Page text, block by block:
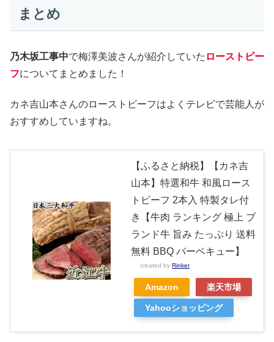
まとめ
乃木坂工事中で梅澤美波さんが紹介していた ローストビー
フについてまとめました！
カネ吉山本さんのローストビーフはよくテレビで芸能人が
おすすめしていますね。
【ふるさと納税】【カネ吉
山本】特選和牛 和風ロース
トビーフ 2本入 特製タレ付
き【牛肉 ランキング 極上 ブ
ランド牛 旨み たっぷり 送料
無料 BBQ バーベキュー】
created by Rinker
Amazon 楽天市場
Yahooショッピング